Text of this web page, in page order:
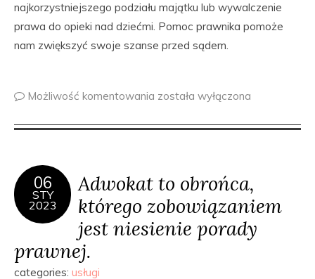
najkorzystniejszego podziału majątku lub wywalczenie
prawa do opieki nad dziećmi. Pomoc prawnika pomoże
nam zwiększyć swoje szanse przed sądem.
Możliwość komentowania została wyłączona
06
STY
2023
Adwokat to obrońca,
którego zobowiązaniem
jest niesienie porady
prawnej.
categories: usługi